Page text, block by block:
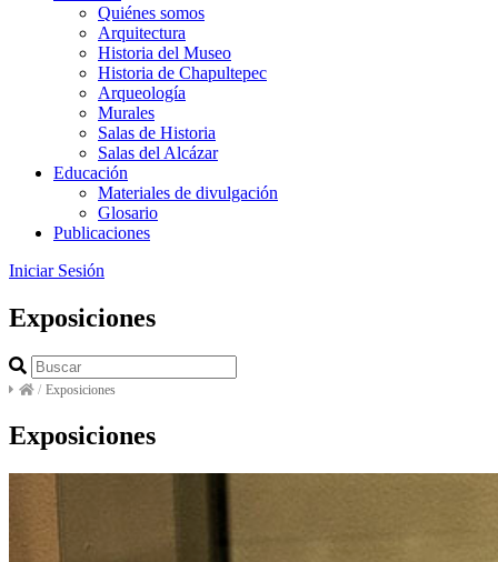
Quiénes somos
Arquitectura
Historia del Museo
Historia de Chapultepec
Arqueología
Murales
Salas de Historia
Salas del Alcázar
Educación
Materiales de divulgación
Glosario
Publicaciones
Iniciar Sesión
Exposiciones
/ Exposiciones
Exposiciones